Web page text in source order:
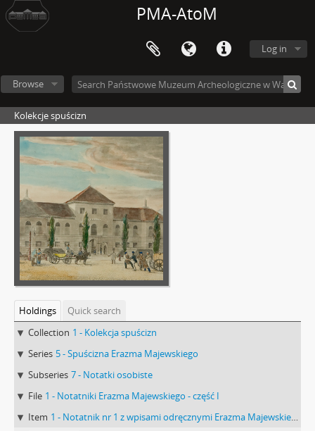
PMA-AtoM
Log in
Browse
Kolekcje spuścizn
Holdings
Quick search
Collection 1 - Kolekcja spuścizn
Series 5 - Spuścizna Erazma Majewskiego
Subseries 7 - Notatki osobiste
File 1 - Notatniki Erazma Majewskiego - część I
Item 1 - Notatnik nr 1 z wpisami odręcznymi Erazma Majewskiego z okresu 29.06.1873 r.-24.09.1874 r.